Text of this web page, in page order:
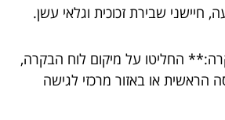
חיישני שבירת זכוכית וגלאי עשן.
החליטו על מיקום לוח הבקרה,
הראשית או באזור מרכזי לגישה